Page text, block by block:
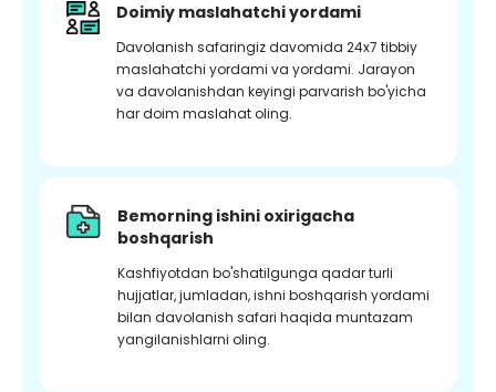
Doimiy maslahatchi yordami
Davolanish safaringiz davomida 24x7 tibbiy
maslahatchi yordami va yordami. Jarayon
va davolanishdan keyingi parvarish bo'yicha
har doim maslahat oling.
Bemorning ishini oxirigacha
boshqarish
Kashfiyotdan bo'shatilgunga qadar turli
hujjatlar, jumladan, ishni boshqarish yordami
bilan davolanish safari haqida muntazam
yangilanishlarni oling.